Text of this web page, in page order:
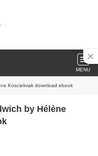
MENU
Koscielniak download ebook
by Hélène